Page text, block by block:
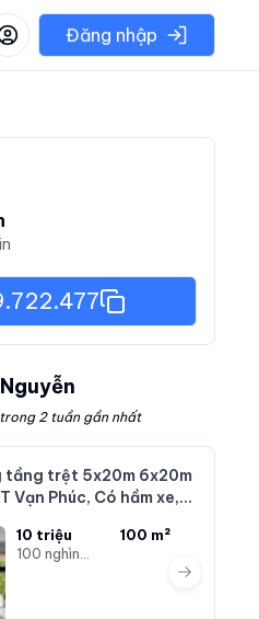
chọnĐăng nhập
2 tuần gần nhất
tầng trệt 5x20m 6x20m
Vạn Phúc, Có hầm xe,
10 triệu
100 m²
Next slide